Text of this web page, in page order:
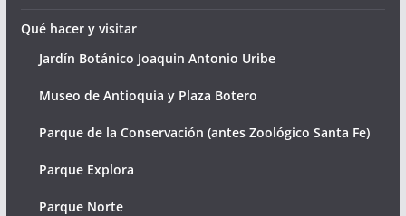
Qué hacer y visitar
Jardín Botánico Joaquin Antonio Uribe
Museo de Antioquia y Plaza Botero
Parque de la Conservación (antes Zoológico Santa Fe)
Parque Explora
Parque Norte